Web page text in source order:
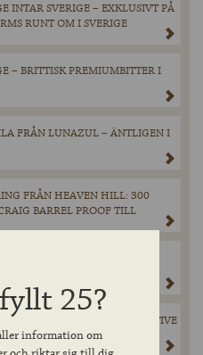
INTAR SVERIGE – EXKLUSIVT PÅ
RUNT OM I SVERIGE
– BRITTISK PREMIUMBITTER I
FRÅN LUNAZUL – ÄNTLIGEN I
FRÅN HEAVEN HILL: 300
BARREL PROOF TILL
TILL SOMMAREN – COLLECTIVE
LEMONADE SLÄPPS PÅ
JULI.
25?
information om